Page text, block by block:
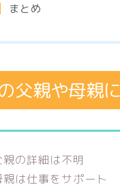
まとめ
父親や母親
親の詳細は不明
親は仕事をサポート